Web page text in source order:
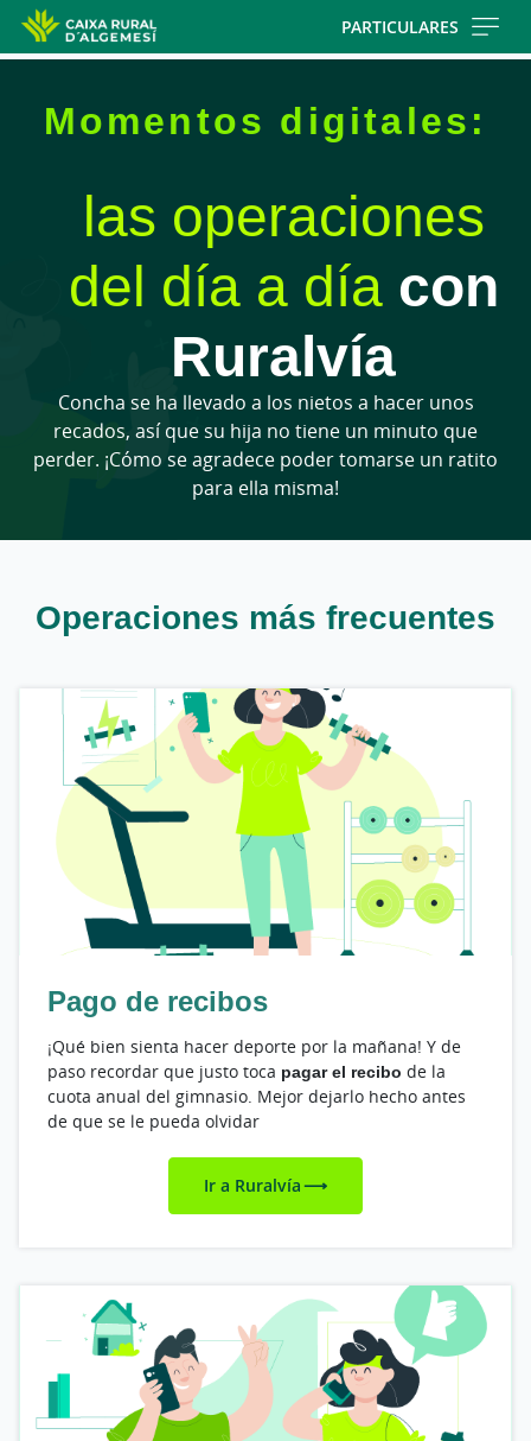
contentt
PARTICULARES
Momentos digitales:
las operaciones
del día a díacon
Ruralvía
Concha se ha llevado a los nietos a hacer unos
recados, así que su hija no tiene un minuto que
perder. ¡Cómo se agradece poder tomarse un ratito
para ella misma!
Operaciones más frecuentes
Pago de recibos
¡Qué bien sienta hacer deporte por la mañana! Y de
paso recordar que justo toca pagar el recibo de la
cuota anual del gimnasio. Mejor dejarlo hecho antes
de que se le pueda olvidar
Ir a Ruralvía